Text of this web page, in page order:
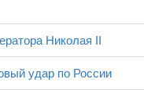
Николая II
удар по России